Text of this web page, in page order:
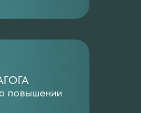
повышении